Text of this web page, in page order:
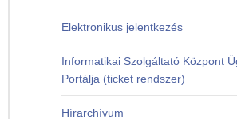
Elektronikus jelentkezés
Informatikai Szolgáltató Központ
Portálja (ticket rendszer)
Hírarchívum